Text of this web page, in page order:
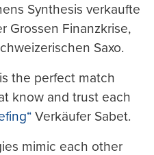
Synthesis verkaufte
Grossen Finanzkrise,
Saxo.
the perfect match
know and trust each
Verkäufer Sabet.
mimic each other